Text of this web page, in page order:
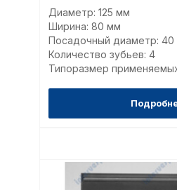
Диаметр: 125 мм
Ширина: 80 мм
Посадочный диаметр: 40
Количество зубьев: 4
Типоразмер